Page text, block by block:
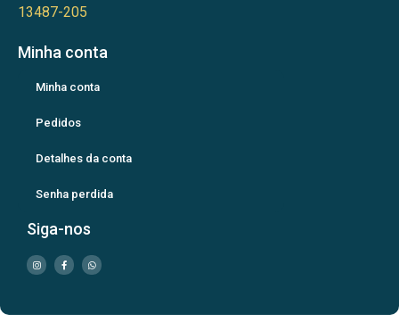
13487-205
Minha conta
Minha conta
Pedidos
Detalhes da conta
Senha perdida
Siga-nos